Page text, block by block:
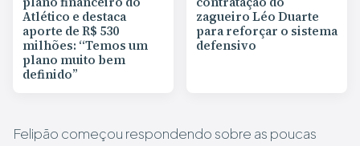
Atlético e destaca
aporte de R$ 530
milhões: “Temos um
plano muito bem
definido”
zagueiro Léo Duarte
para reforçar o sistema
defensivo
Felipão começou respondendo sobre as poucas